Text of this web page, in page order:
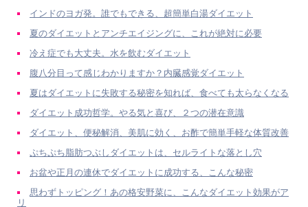
インドのヨガ発。誰でもできる、超簡単白湯ダイエット
夏のダイエットとアンチエイジングに、これが絶対に必要
冷え症でも大丈夫。水を飲むダイエット
腹八分目って感じわかりますか？内臓感覚ダイエット
夏はダイエットに失敗する秘密を知れば、食べても太らなくなる
ダイエット成功哲学。やる気と喜び、２つの潜在意識
ダイエット、便秘解消、美肌に効く、お酢で簡単手軽な体質改善
ぷちぷち脂肪つぶしダイエットは、セルライトな落とし穴
お盆や正月の連休でダイエットに成功する、こんな秘密
思わずトッピング！あの格安野菜に、こんなダイエット効果がア
リ